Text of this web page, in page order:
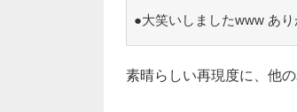
●大笑いしましたwww あ
素晴らしい再現度に、他